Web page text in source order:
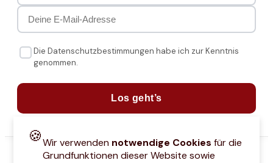
Die Datenschutzbestimmungen habe ich zur Kenntnis
genommen.
Los geht’s
🍪Wir verwenden notwendige Cookies für die
Grundfunktionen dieser Website sowie